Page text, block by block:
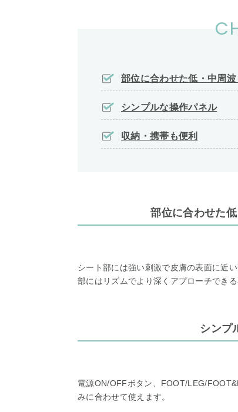
部位に合わせた低・中周
シンプルな操作パネル
収納・携帯も便利
部位に合わせた
シート部には強い刺激で皮膚の表面に近
部にはリズムでより深くアプローチでき
シンプ
電源ON/OFFボタン、FOOT/LEG/
みに合わせて使えます。